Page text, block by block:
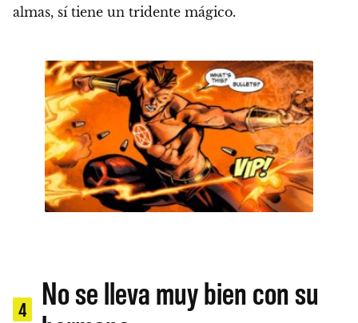
almas, sí tiene un tridente mágico.
4
No se lleva muy bien con su